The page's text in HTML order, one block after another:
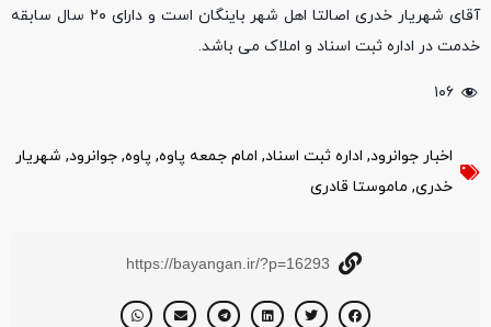
آقای شهریار خدری اصالتا اهل شهر باینگان است و دارای ۲۰ سال سابقه
خدمت در اداره ثبت اسناد و املاک می باشد.
۱۰۶
اخبار جوانرود, اداره ثبت اسناد, امام جمعه پاوه, پاوه, جوانرود, شهریار
خدری, ماموستا قادری
https://bayangan.ir/?p=16293